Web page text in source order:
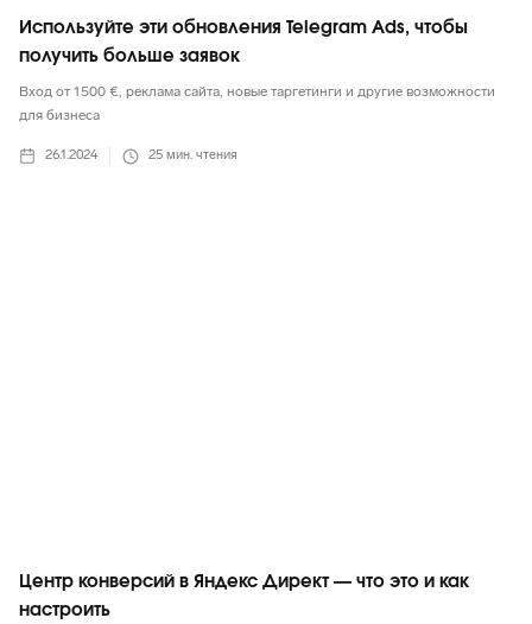
Используйте эти обновления Telegram Ads, чтобы
получить больше заявок
Вход от 1500 €, реклама сайта, новые таргетинги и другие возможности
для бизнеса
26.1.2024 25 мин. чтения
Центр конверсий в Яндекс Директ — что это и как
настроить